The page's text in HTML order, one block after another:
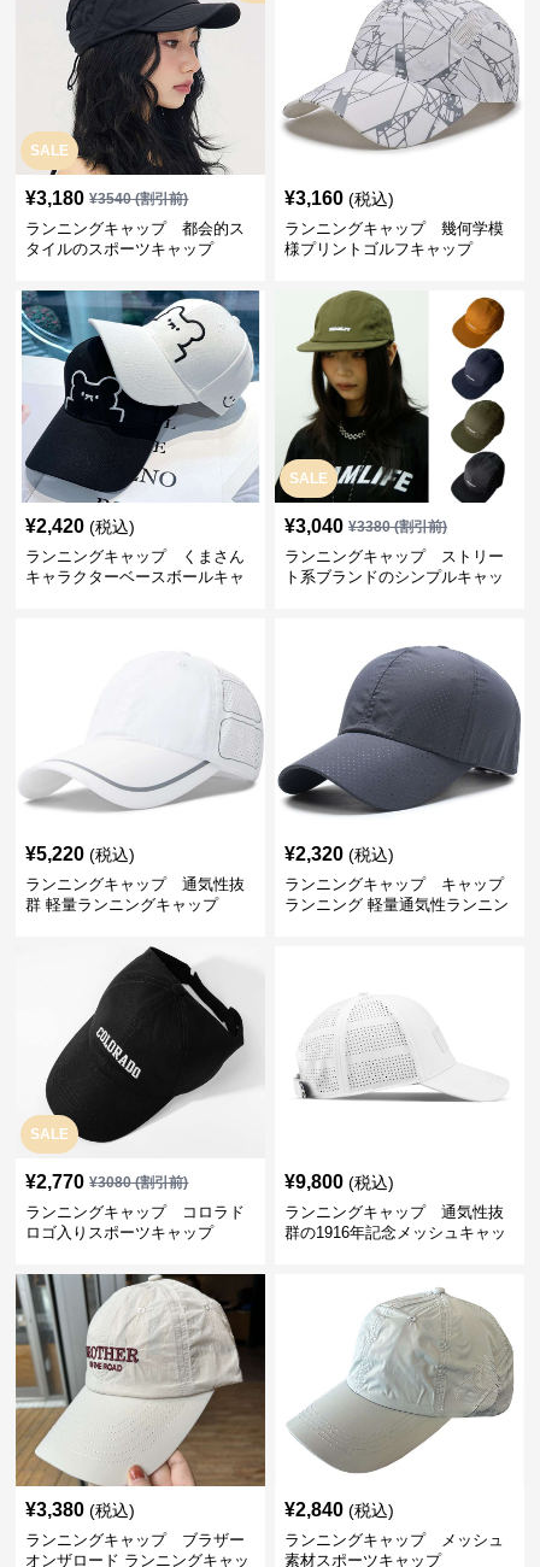
SALE
¥3,180 ¥3540(割引前)
ランニングキャップ 都会的ス
タイルのスポーツキャップ
¥3,160 (税込)
ランニングキャップ 幾何学模
様プリントゴルフキャップ
¥2,420 (税込)
ランニングキャップ くまさん
キャラクターベースボールキャ
SALE
¥3,040 ¥3380(割引前)
ランニングキャップ ストリー
ト系ブランドのシンプルキャッ
¥5,220 (税込)
ランニングキャップ 通気性抜
群 軽量ランニングキャップ
¥2,320 (税込)
ランニングキャップ キャップ
ランニング 軽量通気性ランニン
SALE
¥2,770 ¥3080(割引前)
ランニングキャップ コロラド
ロゴ入りスポーツキャップ
¥9,800 (税込)
ランニングキャップ 通気性抜
群の1916年記念メッシュキャッ
¥3,380 (税込)
ランニングキャップ ブラザー
オンザロード ランニングキャッ
¥2,840 (税込)
ランニングキャップ メッシュ
素材スポーツキャップ